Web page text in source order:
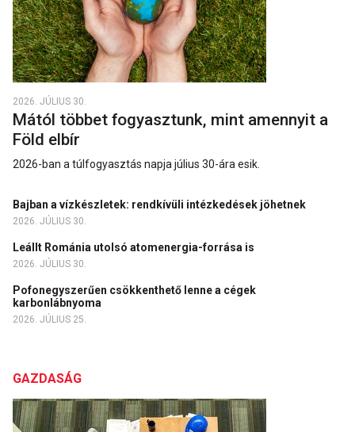
2026. JÚLIUS 30.
Mától többet fogyasztunk, mint amennyit a
Föld elbír
2026-ban a túlfogyasztás napja július 30-ára esik.
Bajban a vízkészletek: rendkívüli intézkedések jöhetnek
2026. JÚLIUS 30.
Leállt Románia utolsó atomenergia-forrása is
2026. JÚLIUS 30.
Pofonegyszerűen csökkenthető lenne a cégek
karbonlábnyoma
2026. JÚLIUS 25.
GAZDASÁG